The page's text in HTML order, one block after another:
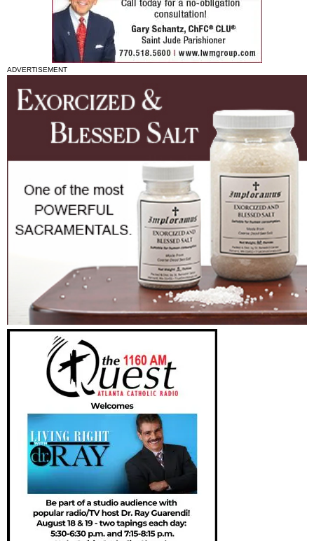
ADVERTISEMENT